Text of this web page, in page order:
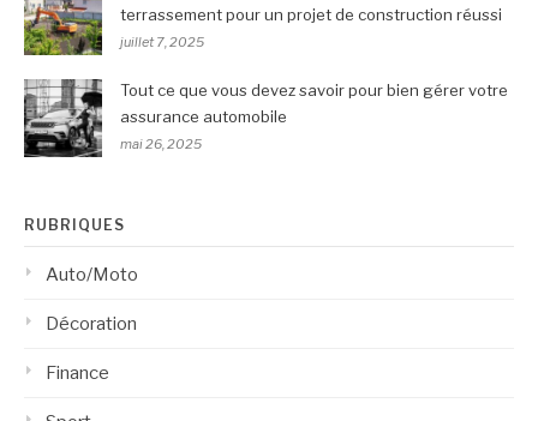
terrassement pour un projet de construction réussi
juillet 7, 2025
Tout ce que vous devez savoir pour bien gérer votre
assurance automobile
mai 26, 2025
RUBRIQUES
Auto/Moto
Décoration
Finance